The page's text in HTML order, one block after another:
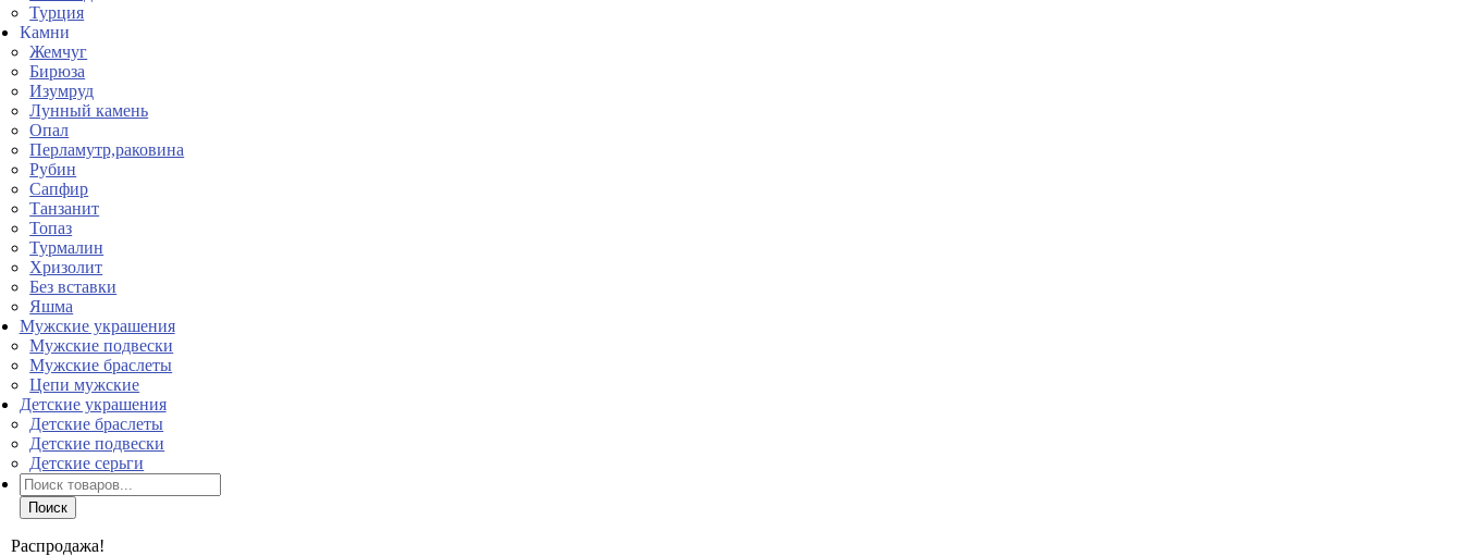
Турция
Камни
Жемчуг
Бирюза
Изумруд
Лунный камень
Опал
Перламутр,раковина
Рубин
Сапфир
Танзанит
Топаз
Турмалин
Хризолит
Без вставки
Яшма
Мужские украшения
Мужские подвески
Мужские браслеты
Цепи мужские
Детские украшения
Детские браслеты
Детские подвески
Детские серьги
Поиск
товаров
Поиск
Распродажа!